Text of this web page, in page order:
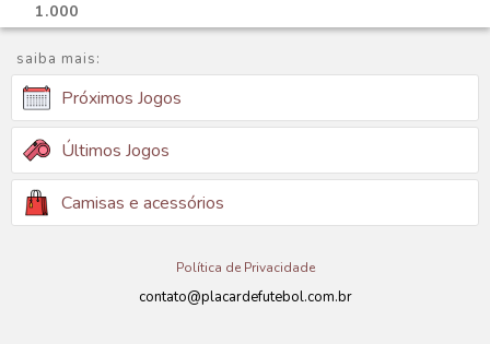
1.000
saiba mais:
Próximos Jogos
Últimos Jogos
Camisas e acessórios
Política de Privacidade
contato@placardefutebol.com.br